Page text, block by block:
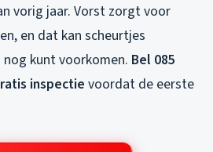
vorig jaar. Vorst zorgt voor
en dat kan scheurtjes
kunt voorkomen. Bel 085
inspectie voordat de eerste